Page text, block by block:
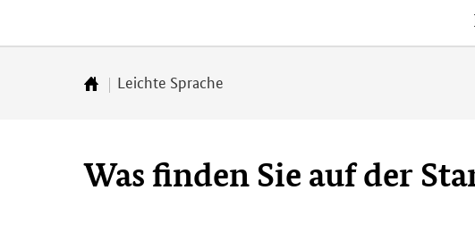
und
Raumfahrt
StartseiteLeichte Sprache
Was finden Sie auf der